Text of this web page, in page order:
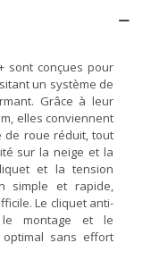
sont conçues pour
un système de
Grâce à leur
elles conviennent
de roue réduit, tout
sur la neige et la
et la tension
simple et rapide,
Le cliquet anti-
le montage et le
sans effort